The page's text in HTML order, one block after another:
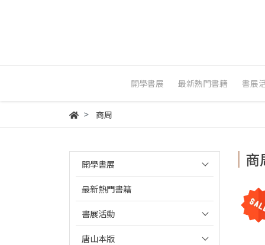
開學書展 最新熱門書籍 書展
商周
開學書展
最新熱門書籍
書展活動
唐山本版
商